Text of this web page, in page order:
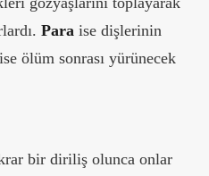
Para ise dişlerinin
ise ölüm sonrası yürünecek
bir diriliş olunca onlar